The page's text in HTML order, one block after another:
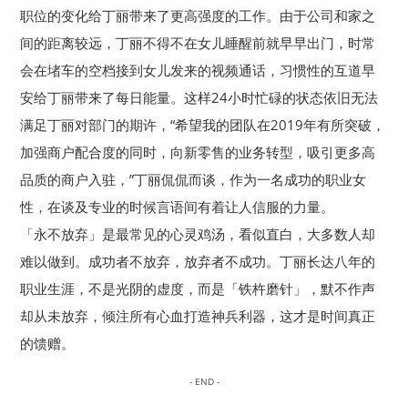
职位的变化给丁丽带来了更高强度的工作。由于公司和家之
间的距离较远，丁丽不得不在女儿睡醒前就早早出门，时常
会在堵车的空档接到女儿发来的视频通话，习惯性的互道早
安给丁丽带来了每日能量。这样24小时忙碌的状态依旧无法
满足丁丽对部门的期许，“希望我的团队在2019年有所突破，
加强商户配合度的同时，向新零售的业务转型，吸引更多高
品质的商户入驻，”丁丽侃侃而谈，作为一名成功的职业女
性，在谈及专业的时候言语间有着让人信服的力量。
「永不放弃」是最常见的心灵鸡汤，看似直白，大多数人却
难以做到。成功者不放弃，放弃者不成功。丁丽长达八年的
职业生涯，不是光阴的虚度，而是「铁杵磨针」，默不作声
却从未放弃，倾注所有心血打造神兵利器，这才是时间真正
的馈赠。
- END -